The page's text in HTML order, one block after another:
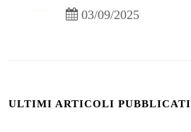
03/09/2025
ULTIMI ARTICOLI PUBBLICATI